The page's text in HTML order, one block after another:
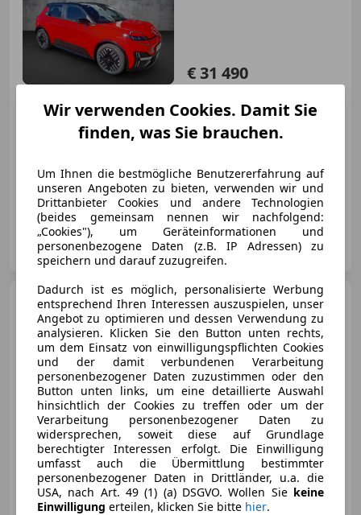
€ 31 490
- (Erstzulassung) 0 km Elektro
110 kW (150 PS)
Lifag-Fahrzeughandels GmbH
AT-4040 Linz
Nissan Micra52kWh
Advance Aut. *ab € 28.990,-*
€ 31 490
05/2026 1 500 km Elektro
110 kW (150 PS)
Wir verwenden Cookies. Damit Sie
finden, was Sie brauchen.
Um Ihnen die bestmögliche Benutzererfahrung auf
unseren Angeboten zu bieten, verwenden wir und
Drittanbieter Cookies und andere Technologien
(beides gemeinsam nennen wir nachfolgend:
„Cookies"), um Geräteinformationen und
personenbezogene Daten (z.B. IP Adressen) zu
speichern und darauf zuzugreifen.
Dadurch ist es möglich, personalisierte Werbung
entsprechend Ihren Interessen auszuspielen, unser
Angebot zu optimieren und dessen Verwendung zu
analysieren. Klicken Sie den Button unten rechts,
um dem Einsatz von einwilligungspflichten Cookies
und der damit verbundenen Verarbeitung
personenbezogener Daten zuzustimmen oder den
Button unten links, um eine detaillierte Auswahl
hinsichtlich der Cookies zu treffen oder um der
Verarbeitung personenbezogener Daten zu
widersprechen, soweit diese auf Grundlage
berechtigter Interessen erfolgt. Die Einwilligung
umfasst auch die Übermittlung bestimmter
personenbezogener Daten in Drittländer, u.a. die
USA, nach Art. 49 (1) (a) DSGVO. Wollen Sie keine
Einwilligung erteilen, klicken Sie bitte hier.